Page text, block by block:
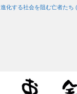
進化する社会を阻む亡者たち